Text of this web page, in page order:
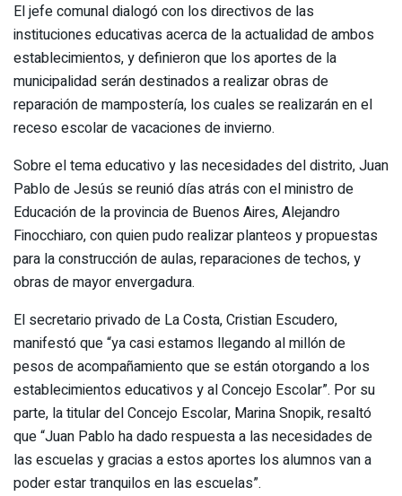
El jefe comunal dialogó con los directivos de las
instituciones educativas acerca de la actualidad de ambos
establecimientos, y definieron que los aportes de la
municipalidad serán destinados a realizar obras de
reparación de mampostería, los cuales se realizarán en el
receso escolar de vacaciones de invierno.
Sobre el tema educativo y las necesidades del distrito, Juan
Pablo de Jesús se reunió días atrás con el ministro de
Educación de la provincia de Buenos Aires, Alejandro
Finocchiaro, con quien pudo realizar planteos y propuestas
para la construcción de aulas, reparaciones de techos, y
obras de mayor envergadura.
El secretario privado de La Costa, Cristian Escudero,
manifestó que “ya casi estamos llegando al millón de
pesos de acompañamiento que se están otorgando a los
establecimientos educativos y al Concejo Escolar”. Por su
parte, la titular del Concejo Escolar, Marina Snopik, resaltó
que “Juan Pablo ha dado respuesta a las necesidades de
las escuelas y gracias a estos aportes los alumnos van a
poder estar tranquilos en las escuelas”.